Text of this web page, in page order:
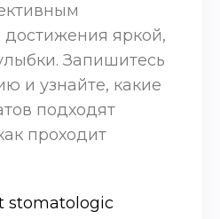
яркой,
Запишитесь
и узнайте, какие
подходят
проходит